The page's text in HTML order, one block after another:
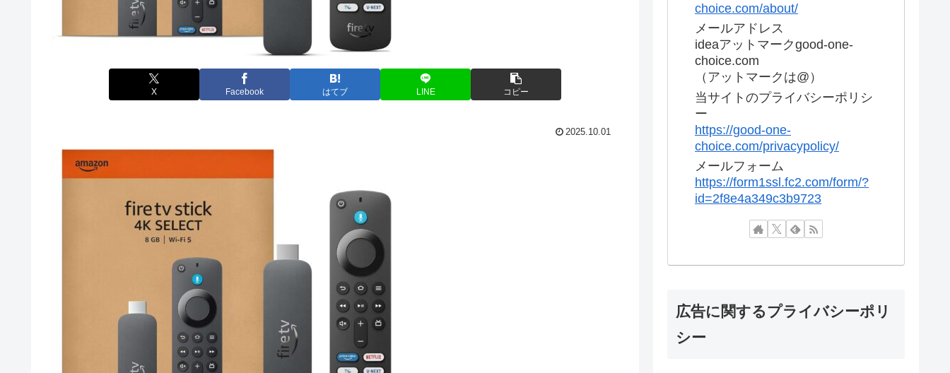
X Facebook はてブ LINE コピー
2025.10.01
choice.com/about/
メールアドレス
ideaアットマークgood-one-
choice.com
（アットマークは@）
当サイトのプライバシーポリシ
ー
https://good-one-
choice.com/privacypolicy/
メールフォーム
https://form1ssl.fc2.com/form/?
id=2f8e4a349c3b9723
広告に関するプライバシーポリ
シー